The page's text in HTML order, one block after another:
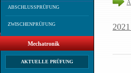
ABSCHLUSSPRÜFUNG
ZWISCHENPRÜFUNG
Mechatronik
AKTUELLE PRÜFUNG